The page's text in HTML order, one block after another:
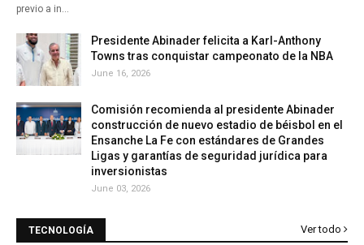
previo a in…
Presidente Abinader felicita a Karl-Anthony
Towns tras conquistar campeonato de la NBA
June 16, 2026
Comisión recomienda al presidente Abinader
construcción de nuevo estadio de béisbol en el
Ensanche La Fe con estándares de Grandes
Ligas y garantías de seguridad jurídica para
inversionistas
June 03, 2026
TECNOLOGÍA Ver todo